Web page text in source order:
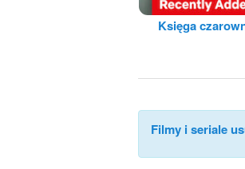
Księga
Filmy i seriale